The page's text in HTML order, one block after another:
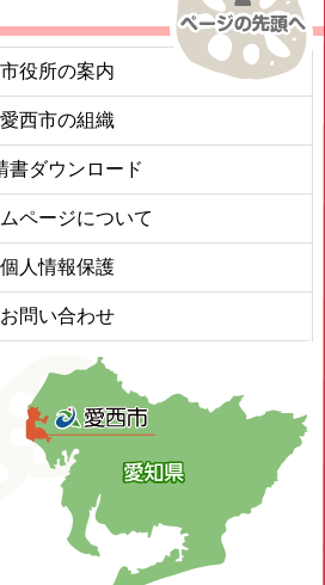
市役所の案内
愛西市の組織
書ダウンロード
ページについて
個人情報保護
お問い合わせ